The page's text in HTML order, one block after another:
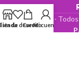
OhMyTienda! -
de deseos
CarritoMi cuenta